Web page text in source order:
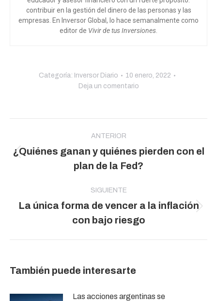
contribuir en la gestión del dinero de las personas y las
empresas. En Inversor Global, lo hace semanalmente como
editor de Vivir de tus Inversiones
Categoría: Inversor Diario
10 enero, 2022
Deja un comentario
publicaciones
ANTERIOR
Publicación
anterior:
¿Quiénes ganan y quiénes pierden con el
plan de la Fed?
SIGUIENTE
Publicación
siguiente:
La única forma de vencer a la inflación
con bajo riesgo
También puede interesarte
Las acciones argentinas se